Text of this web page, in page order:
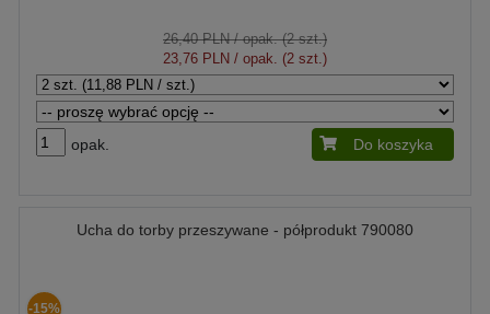
26,40 PLN/ opak. (2 szt.)
23,76 PLN / opak. (2 szt.)
opak. Do koszyka
Ucha do torby przeszywane - półprodukt 790080
-15%